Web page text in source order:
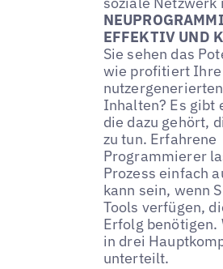
EFFEKTIV UND
Sie sehen das
wie profitiert Ihre
Inhalten? Es gibt
die dazu gehört,
zu tun. Erfahrene
Programmierer
Prozess einfach
kann sein, wenn
Tools verfügen,
Erfolg benötigen.
in drei
unterteilt.